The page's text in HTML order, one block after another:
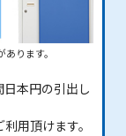
ります。
本円の引出し
用頂けます。